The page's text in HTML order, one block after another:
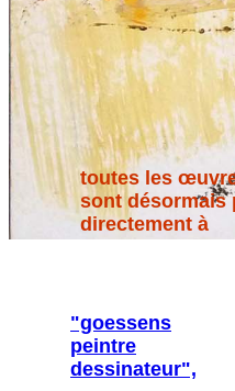
toutes les
sont désormais
directement à
"goessens
peintre
dessinateur",